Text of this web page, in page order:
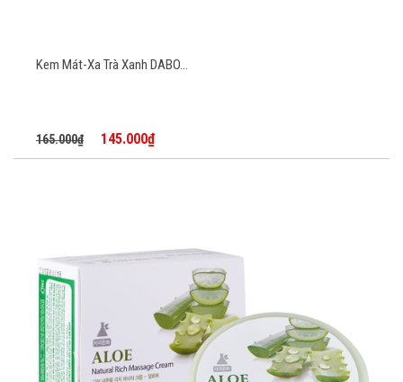
Kem Mát-Xa Trà Xanh DABO...
165.000₫ 145.000₫